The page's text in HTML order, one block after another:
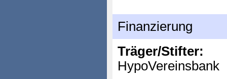
Finanzierung
Träger/Stifter:
HypoVereinsbank